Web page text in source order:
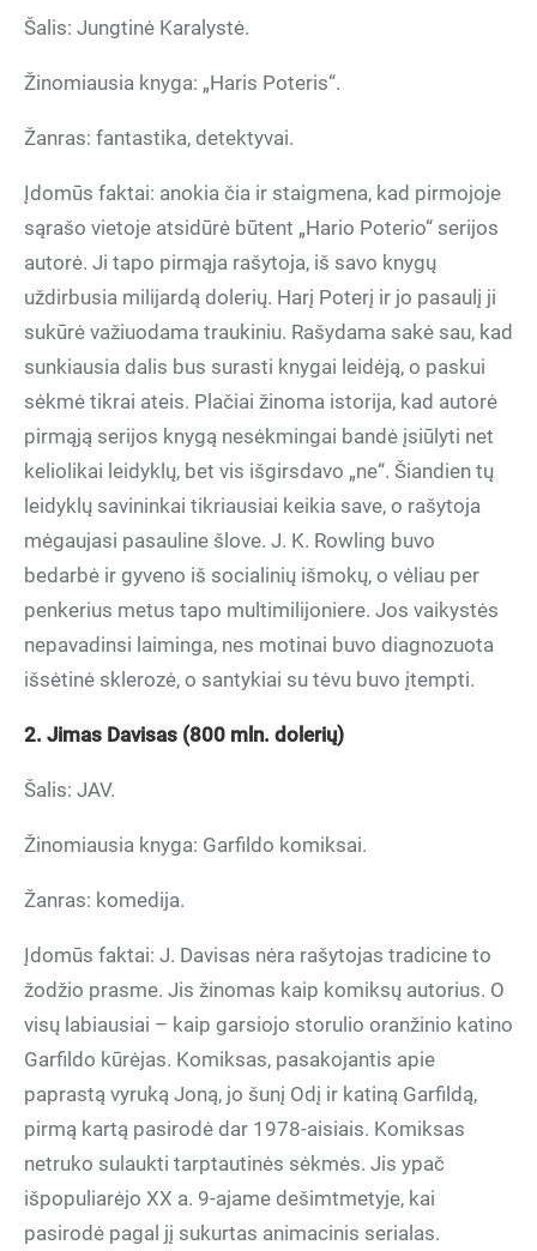
Šalis: Jungtinė Karalystė.
Žinomiausia knyga: „Haris Poteris“.
Žanras: fantastika, detektyvai.
Įdomūs faktai: anokia čia ir staigmena, kad pirmojoje
sąrašo vietoje atsidūrė būtent „Hario Poterio“ serijos
autorė. Ji tapo pirmąja rašytoja, iš savo knygų
uždirbusia milijardą dolerių. Harį Poterį ir jo pasaulį ji
sukūrė važiuodama traukiniu. Rašydama sakė sau, kad
sunkiausia dalis bus surasti knygai leidėją, o paskui
sėkmė tikrai ateis. Plačiai žinoma istorija, kad autorė
pirmąją serijos knygą nesėkmingai bandė įsiūlyti net
keliolikai leidyklų, bet vis išgirsdavo „ne“. Šiandien tų
leidyklų savininkai tikriausiai keikia save, o rašytoja
mėgaujasi pasauline šlove. J. K. Rowling buvo
bedarbė ir gyveno iš socialinių išmokų, o vėliau per
penkerius metus tapo multimilijoniere. Jos vaikystės
nepavadinsi laiminga, nes motinai buvo diagnozuota
išsėtinė sklerozė, o santykiai su tėvu buvo įtempti.
2. Jimas Davisas (800 mln. dolerių)
Šalis: JAV.
Žinomiausia knyga: Garfildo komiksai.
Žanras: komedija.
Įdomūs faktai: J. Davisas nėra rašytojas tradicine to
žodžio prasme. Jis žinomas kaip komiksų autorius. O
visų labiausiai – kaip garsiojo storulio oranžinio katino
Garfildo kūrėjas. Komiksas, pasakojantis apie
paprastą vyruką Joną, jo šunį Odį ir katiną Garfildą,
pirmą kartą pasirodė dar 1978-aisiais. Komiksas
netruko sulaukti tarptautinės sėkmės. Jis ypač
išpopuliarėjo XX a. 9-ajame dešimtmetyje, kai
pasirodė pagal jį sukurtas animacinis serialas.